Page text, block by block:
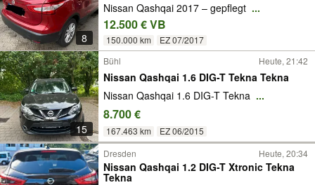
8
Nissan Qashqai 2017 – gepflegt ...
12.500 € VB
150.000 km EZ 07/2017
15
Bühl Heute, 21:42
Nissan Qashqai 1.6 DIG-T Tekna Tekna
Nissan Qashqai 1.6 DIG-T Tekna ...
8.700 €
167.463 km EZ 06/2015
Dresden Heute, 20:34
Nissan Qashqai 1.2 DIG-T Xtronic Tekna
Tekna